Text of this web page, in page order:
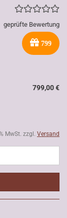
geprüfte Bewertung
799
799,00 €
MwSt. zzgl. Versand